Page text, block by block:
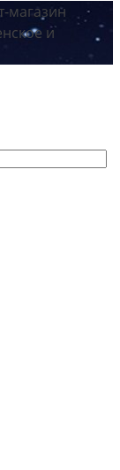
магазин
и